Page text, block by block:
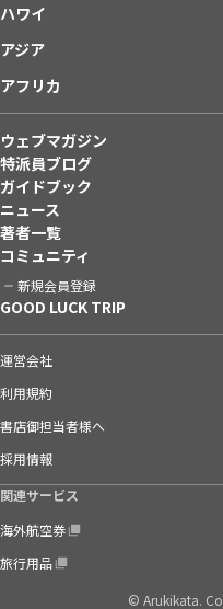
ハワイ
アジア
アフリカ
ウェブマガジン
特派員ブログ
ガイドブック
ニュース
著者一覧
コミュニティ
新規会員登録
GOOD LUCK TRIP
運営会社
利用規約
書店御担当者様へ
採用情報
関連サービス
海外航空券
旅行用品
© Arukikata.